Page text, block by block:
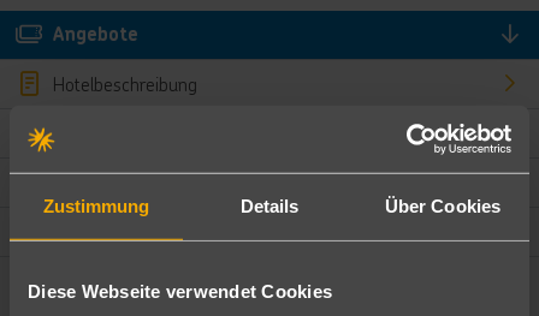
Zustimmung Details Über Cookies
Diese Webseite verwendet Cookies
Angebote
Hotelbeschreibung
Bewertungen